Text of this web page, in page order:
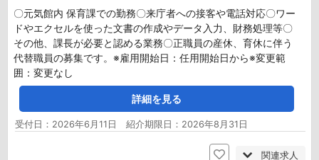
〇元気館内 保育課での勤務〇来庁者への接客や電話対応〇ワー
ドやエクセルを使った文書の作成やデータ入力、財務処理等〇
その他、課長が必要と認める業務〇正職員の産休、育休に伴う
代替職員の募集です。※雇用開始日：任用開始日から※変更範
囲：変更なし
詳細を見る
受付日：2026年6月11日 紹介期限日：2026年8月31日
関連求人